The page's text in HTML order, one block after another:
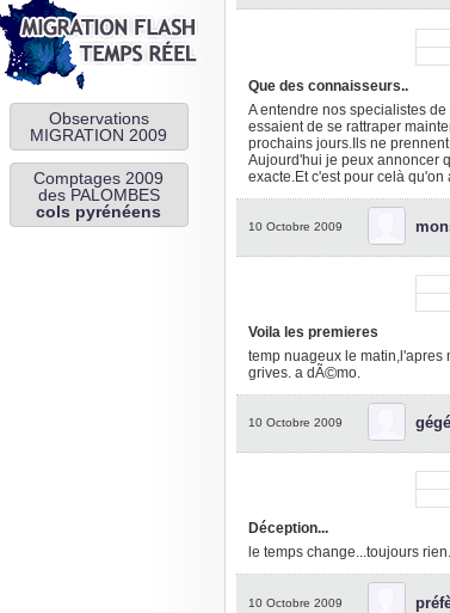
Observations
MIGRATION 2009
Comptages 2009
des PALOMBES
cols pyrénéens
Que des connaisseurs..
A entendre nos specialistes
essaient de se rattraper
prochains jours.Ils ne
Aujourd'hui je peux annoncer
exacte.Et c'est pour celà qu'on
10 Octobre 2009
Voila les premieres
temp nuageux le matin,l'apres
grives. a dÃ©mo.
10 Octobre 2009
Déception...
le temps change...toujours
10 Octobre 2009